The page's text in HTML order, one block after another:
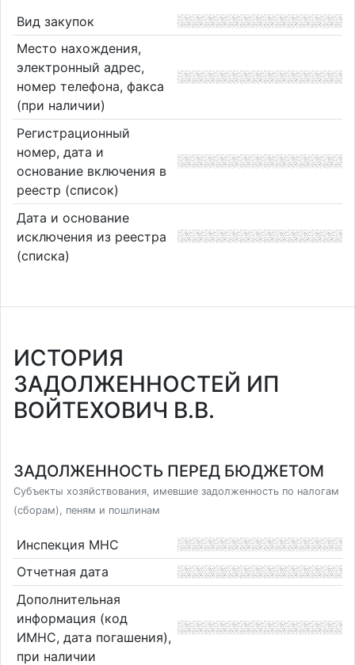
Вид закупок
Место нахождения,
электронный адрес,
номер телефона, факса
(при наличии)
Регистрационный
номер, дата и
основание включения в
реестр (список)
Дата и основание
исключения из реестра
(списка)
ИСТОРИЯ
ЗАДОЛЖЕННОСТЕЙ ИП
ВОЙТЕХОВИЧ В.В.
ЗАДОЛЖЕННОСТЬ ПЕРЕД БЮДЖЕТОМ
Субъекты хозяйствования, имевшие задолженность по налогам
(сборам), пеням и пошлинам
Инспекция МНС
Отчетная дата
Дополнительная
информация (код
ИМНС, дата погашения),
при наличии